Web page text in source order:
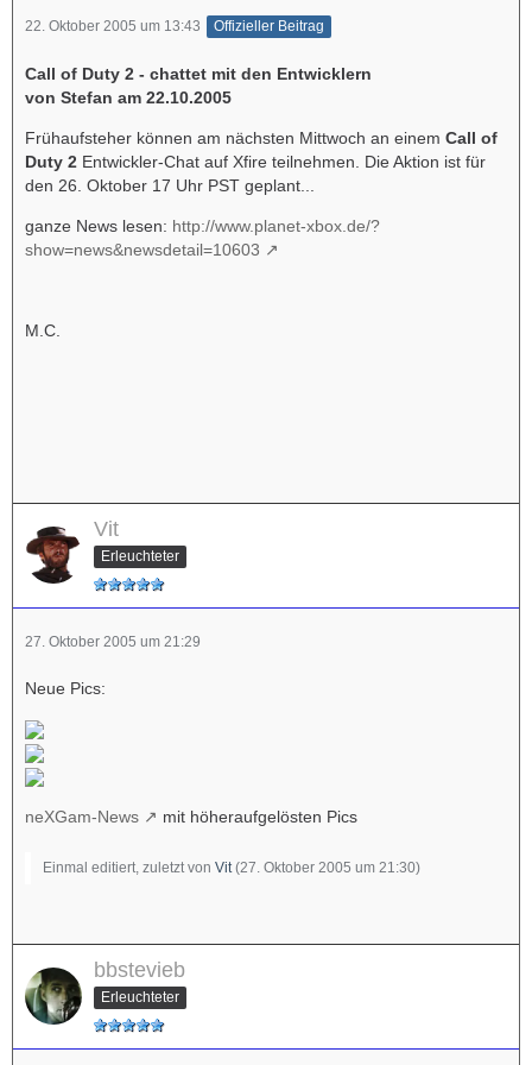
22. Oktober 2005 um 13:43 Offizieller Beitrag
Call of Duty 2 - chattet mit den Entwicklern
von Stefan am 22.10.2005
Frühaufsteher können am nächsten Mittwoch an einem Call of
Duty 2 Entwickler-Chat auf Xfire teilnehmen. Die Aktion ist für
den 26. Oktober 17 Uhr PST geplant...
ganze News lesen: http://www.planet-xbox.de/?
show=news&newsdetail=10603
M.C.
Vit
Erleuchteter
27. Oktober 2005 um 21:29
Neue Pics:
neXGam-News mit höheraufgelösten Pics
Einmal editiert, zuletzt von Vit (27. Oktober 2005 um 21:30)
bbstevieb
Erleuchteter